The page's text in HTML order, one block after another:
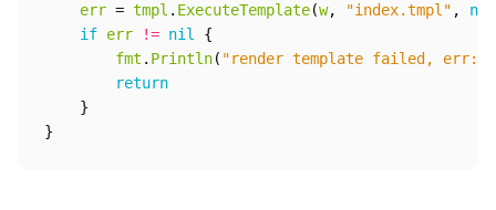
err = tmpl . ExecuteTemplate(w, "index.tmpl" ,
nil
if err != nil
{
fmt . Println( "render template failed, err:"
return
}
}